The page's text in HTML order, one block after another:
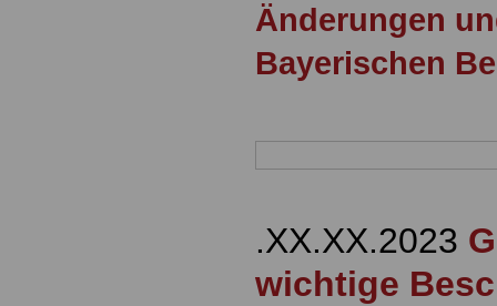
Änderungen
Bayerischen
.XX.XX.2023
wichtige